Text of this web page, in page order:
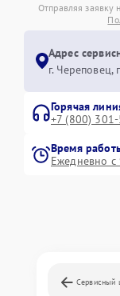
Отправляя заявку
Адрес
г.
Горячая
+7 (800)
Время
Ежедневно
Сервисный